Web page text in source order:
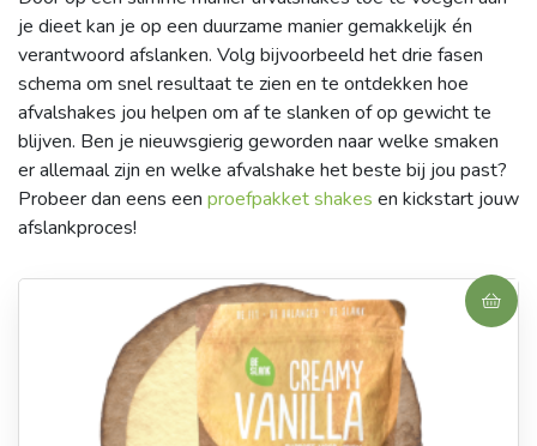
je dieet kan je op een duurzame manier gemakkelijk én
verantwoord afslanken. Volg bijvoorbeeld het drie fasen
schema om snel resultaat te zien en te ontdekken hoe
afvalshakes jou helpen om af te slanken of op gewicht te
blijven. Ben je nieuwsgierig geworden naar welke smaken
er allemaal zijn en welke afvalshake het beste bij jou past?
Probeer dan eens een proefpakket shakes en kickstart jouw
afslankproces!